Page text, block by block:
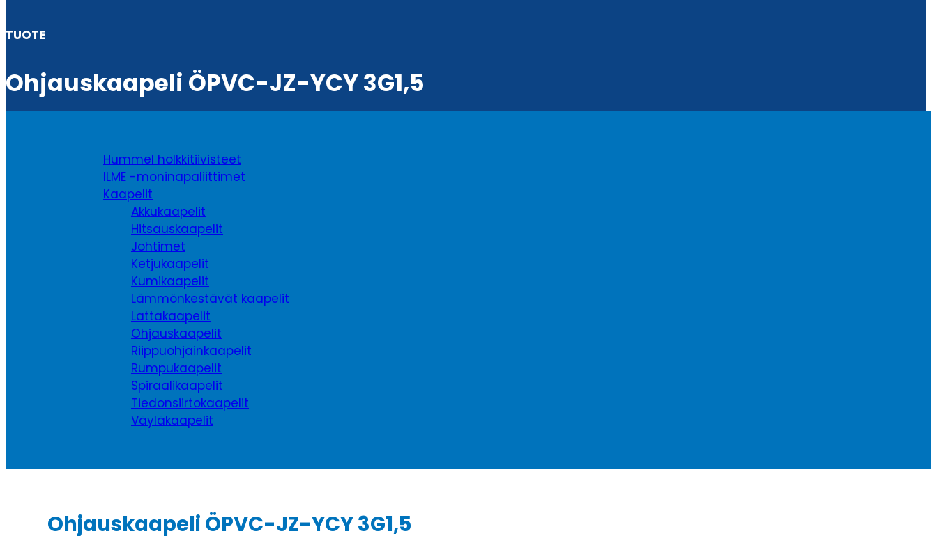
TUOTE
Ohjauskaapeli ÖPVC-JZ-YCY 3G1,5
Hummel holkkitiivisteet
ILME -moninapaliittimet
Kaapelit
Akkukaapelit
Hitsauskaapelit
Johtimet
Ketjukaapelit
Kumikaapelit
Lämmönkestävät kaapelit
Lattakaapelit
Ohjauskaapelit
Riippuohjainkaapelit
Rumpukaapelit
Spiraalikaapelit
Tiedonsiirtokaapelit
Väyläkaapelit
Ohjauskaapeli ÖPVC-JZ-YCY 3G1,5